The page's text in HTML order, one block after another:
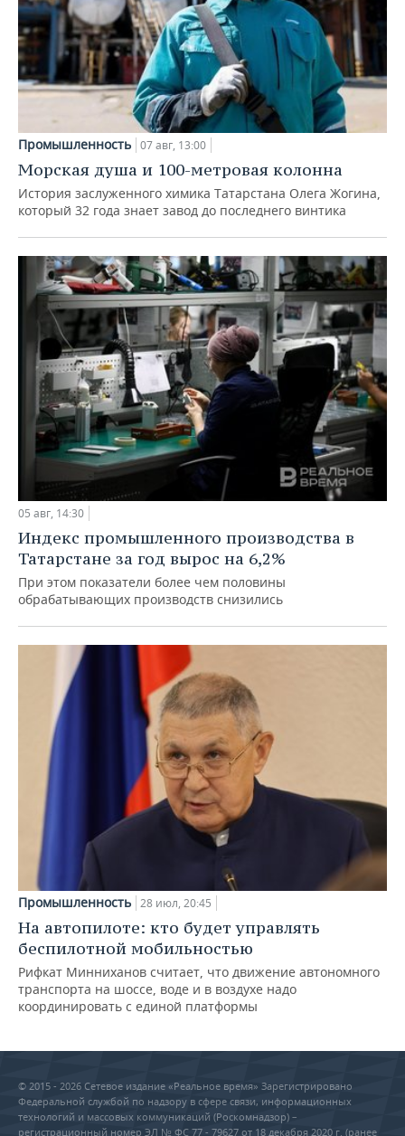
Промышленность 07 авг, 13:00
Морская душа и 100-метровая колонна
История заслуженного химика Татарстана Олега Жогина,
который 32 года знает завод до последнего винтика
05 авг, 14:30
Индекс промышленного производства в
Татарстане за год вырос на 6,2%
При этом показатели более чем половины
обрабатывающих производств снизились
Промышленность 28 июл, 20:45
На автопилоте: кто будет управлять
беспилотной мобильностью
Рифкат Минниханов считает, что движение автономного
транспорта на шоссе, воде и в воздухе надо
координировать с единой платформы
© 2015 - 2026 Сетевое издание «Реальное время» Зарегистрировано
Федеральной службой по надзору в сфере связи, информационных
технологий и массовых коммуникаций (Роскомнадзор) –
регистрационный номер ЭЛ № ФС 77 - 79627 от 18 декабря 2020 г. (ранее